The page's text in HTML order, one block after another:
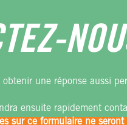
obtenir une réponse aussi
ensuite rapidement
sur ce formulaire ne seront